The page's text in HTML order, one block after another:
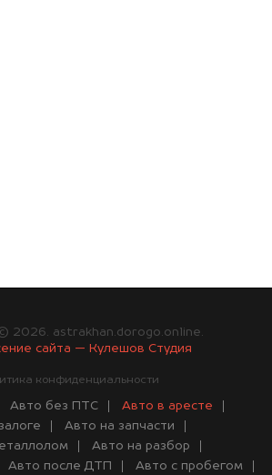
2026. astrakhan.dorogo.online.
сайта — Кулешов Студия
конфиденциальности
Авто без ПТС
Авто в аресте
Авто на запчасти
Авто на разбор
Авто после ДТП Авто с пробегом